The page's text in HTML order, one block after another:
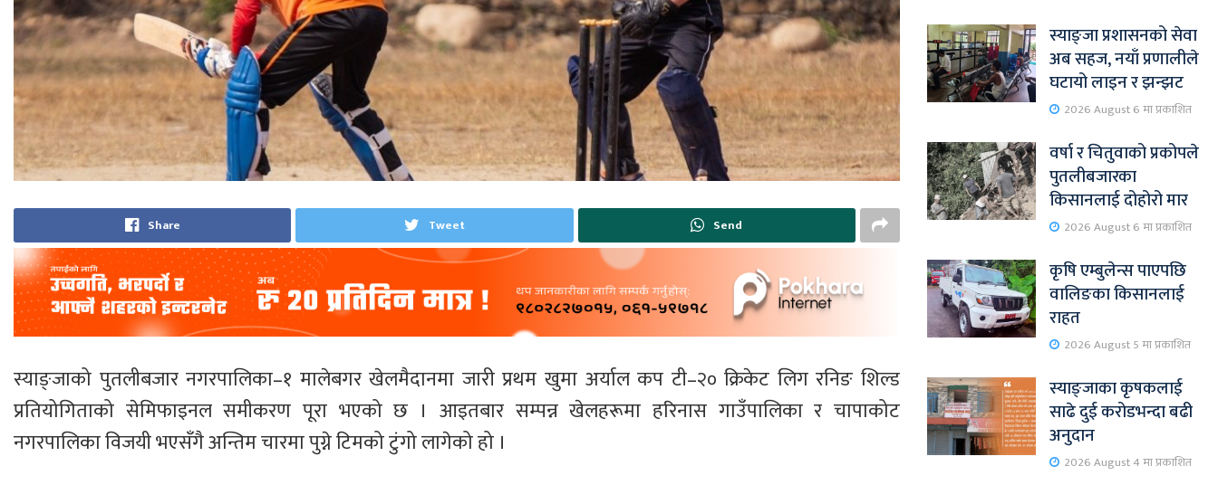
Share Tweet Send
स्याङ्जाको पुतलीबजार नगरपालिका–१ मालेबगर खेलमैदानमा जारी प्रथम खुमा अर्याल कप टी–२० क्रिकेट लिग रनिङ शिल्ड
प्रतियोगिताको सेमिफाइनल समीकरण पूरा भएको छ । आइतबार सम्पन्न खेलहरूमा हरिनास गाउँपालिका र चापाकोट
नगरपालिका विजयी भएसँगै अन्तिम चारमा पुग्ने टिमको टुंगो लागेको हो ।
स्याङ्जा प्रशासनको सेवा
अब सहज, नयाँ प्रणालीले
घटायो लाइन र झन्झट
2026 August 6 मा प्रकाशित
वर्षा र चितुवाको प्रकोपले
पुतलीबजारका
किसानलाई दोहोरो मार
2026 August 6 मा प्रकाशित
कृषि एम्बुलेन्स पाएपछि
वालिङका किसानलाई
राहत
2026 August 5 मा प्रकाशित
स्याङ्जाका कृषकलाई
साढे दुई करोडभन्दा बढी
अनुदान
2026 August 4 मा प्रकाशित